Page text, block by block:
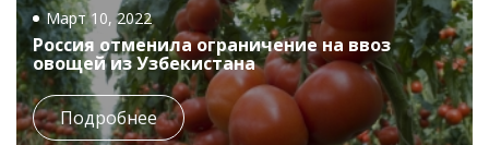
Март 10, 2022
Россия отменила ограничение на ввоз
овощей из Узбекистана
Подробнее